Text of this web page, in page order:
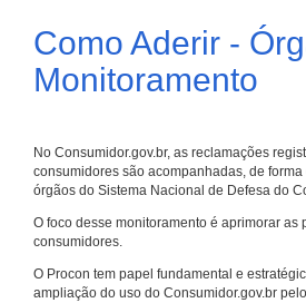
Como Aderir -
Monitoramento
No Consumidor.gov.br, as reclamações
consumidores são acompanhadas, de
órgãos do Sistema Nacional de Defesa do
O foco desse monitoramento é aprimorar as
consumidores.
O Procon tem papel fundamental e
ampliação do uso do Consumidor.gov.br